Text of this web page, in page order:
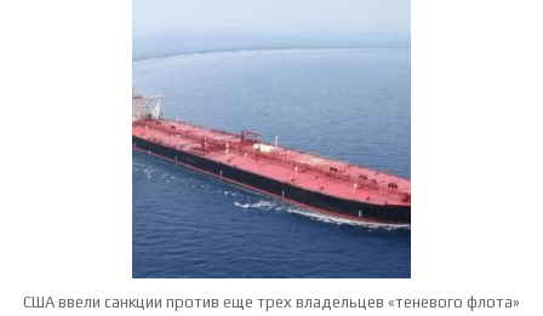
США ввели санкции против еще трех владельцев «теневого флота»